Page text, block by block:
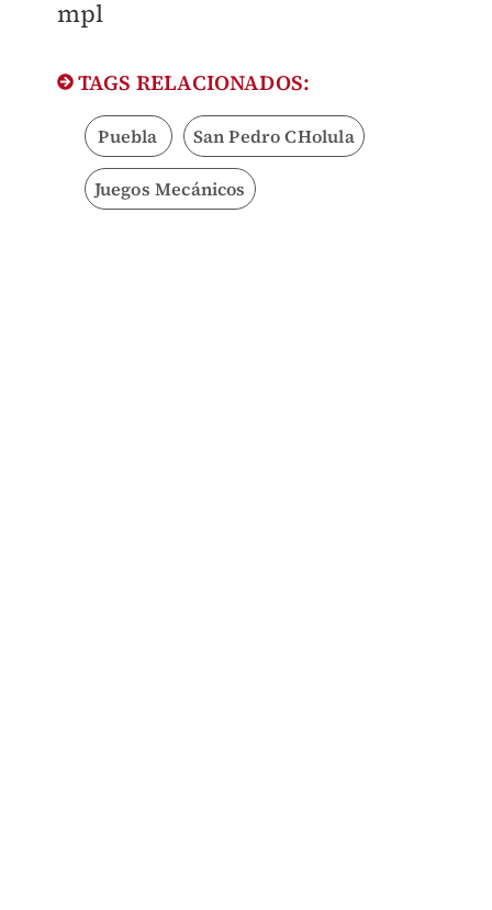
mpl
TAGS RELACIONADOS:
Puebla San Pedro CHolula
Juegos Mecánicos